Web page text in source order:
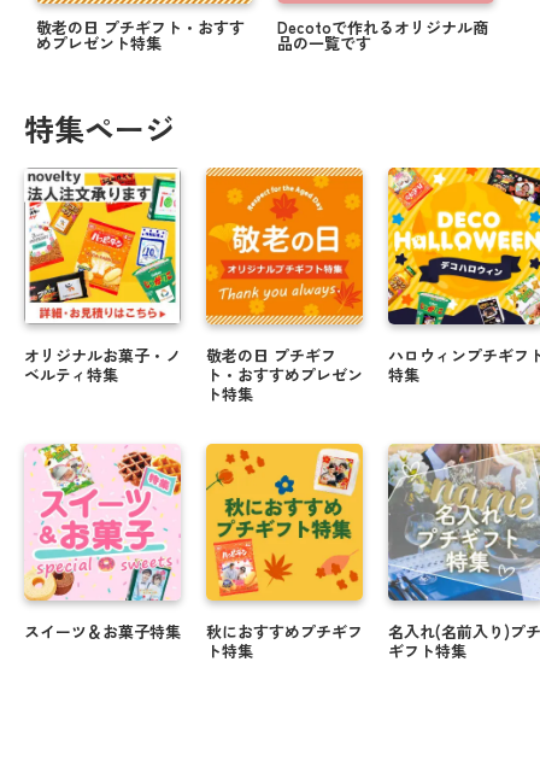
敬老の日 プチギフト・おすす
めプレゼント特集
Decotoで作れるオリジナル商
品の一覧です
特集ページ
オリジナルお菓子・ノ
ベルティ特集
スイーツ＆お菓子特集
敬老の日 プチギフ
ト・おすすめプレゼン
ト特集
秋におすすめプチギフ
ト特集
ハロウィンプチギフ
特集
名入れ(名前入り)プチ
ギフト特集